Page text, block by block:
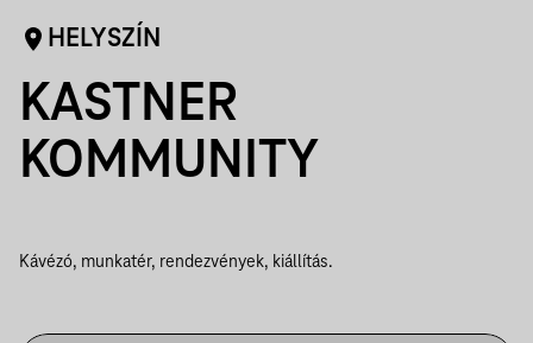
HELYSZÍN
KASTNER
KOMMUNITY
Kávézó, munkatér, rendezvények, kiállítás.